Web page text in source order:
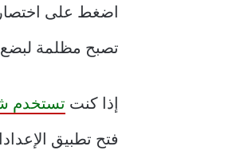
تصبح مظلمة
إذا كنت تستخدم
فتح تطبيق